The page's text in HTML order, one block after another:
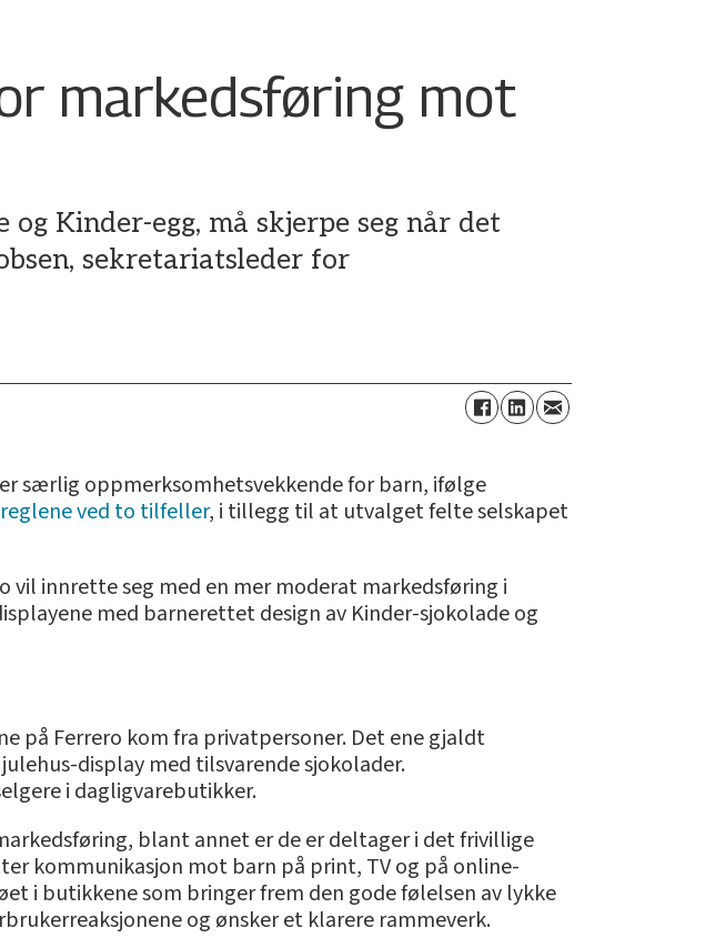
markedsføring mot
Kinder-egg, må skjerpe seg når det
sekretariatsleder for
særlig oppmerksomhetsvekkende for barn, ifølge
ved to tilfeller, i tillegg til at utvalget felte selskapet
vil innrette seg med en mer moderat markedsføring i
med barnerettet design av Kinder-sjokolade og
på Ferrero kom fra privatpersoner. Det ene gjaldt
display med tilsvarende sjokolader.
i dagligvarebutikker.
blant annet er de er deltager i det frivillige
kommunikasjon mot barn på print, TV og på online-
i butikkene som bringer frem den gode følelsen av lykke
og ønsker et klarere rammeverk.